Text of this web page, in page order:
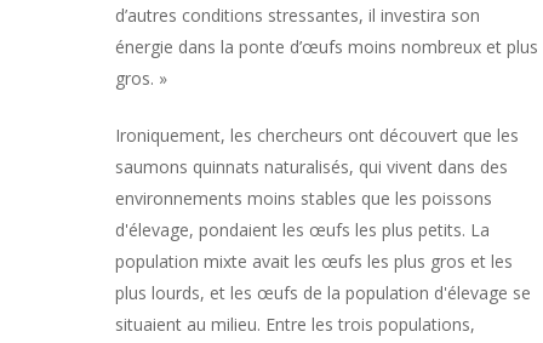
d’autres conditions stressantes, il investira son
énergie dans la ponte d’œufs moins nombreux et plus
gros. »
Ironiquement, les chercheurs ont découvert que les
saumons quinnats naturalisés, qui vivent dans des
environnements moins stables que les poissons
d'élevage, pondaient les œufs les plus petits. La
population mixte avait les œufs les plus gros et les
plus lourds, et les œufs de la population d'élevage se
situaient au milieu. Entre les trois populations,